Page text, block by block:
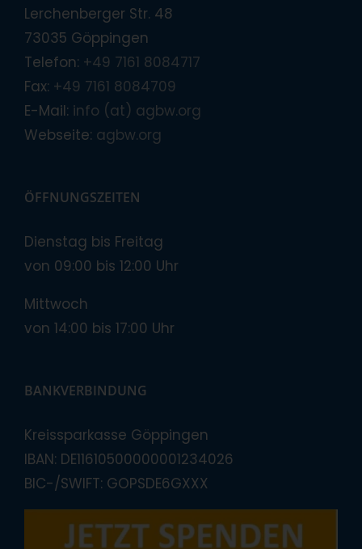
Lerchenberger Str. 48
73035 Göppingen
Telefon: +49 7161 8084717
Fax: +49 7161 8084709
E-Mail: info (at) agbw.org
Webseite: agbw.org
ÖFFNUNGSZEITEN
Dienstag bis Freitag
von 09:00 bis 12:00 Uhr
Mittwoch
von 14:00 bis 17:00 Uhr
BANKVERBINDUNG
Kreissparkasse Göppingen
IBAN: DE11610500000001234026
BIC-/SWIFT: GOPSDE6GXXX